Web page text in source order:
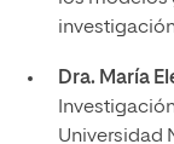
Dra. María
Universidad